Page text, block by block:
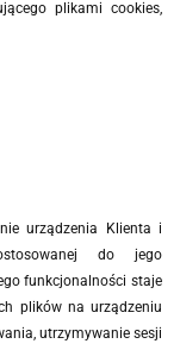
plikami cookies,
urządzenia Klienta i
do jego
funkcjonalności staje
plików na urządzeniu
utrzymywanie sesji